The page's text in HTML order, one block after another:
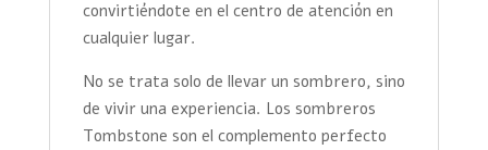
convirtiéndote en el centro de atención en
cualquier lugar.
No se trata solo de llevar un sombrero, sino
de vivir una experiencia. Los sombreros
Tombstone son el complemento perfecto